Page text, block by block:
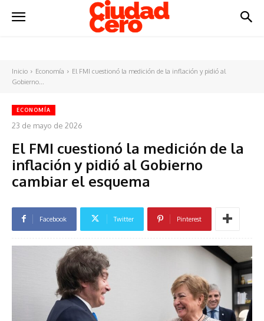
Inicio Economía
El FMI cuestionó la medición de la inflación y pidió al
Gobierno...
ECONOMÍA
23 de mayo de 2026
El FMI cuestionó la medición de la
inflación y pidió al Gobierno
cambiar el esquema
Facebook Twitter Pinterest